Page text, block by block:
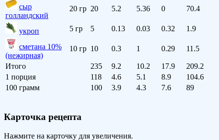
сыр
голландский
20 гр 20 5.2 5.36 0 70.4
укроп 5 гр 5 0.13 0.03 0.32 1.9
сметана 10%
(нежирная)
10 гр 10 0.3 1 0.29 11.5
Итого 235 9.2 10.2 17.9
209.2
1 порция
118 4.6 5.1 8.9
104.6
100 грамм
100 3.9 4.3 7.6 89
Карточка рецепта
Нажмите на карточку для увеличения.